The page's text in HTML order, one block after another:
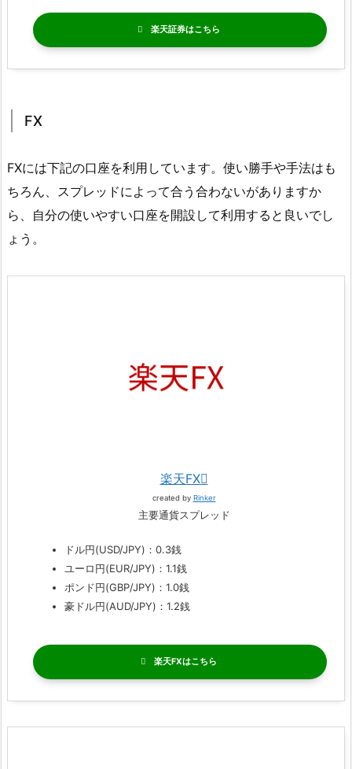
楽天証券
FX
FXには下記の口座を利用しています。使い勝手や手法はも
ちろん、スプレッドによって合う合わないがありますか
ら、自分の使いやすい口座を開設して利用すると良いでし
ょう。
楽天FX
created by Rinker
主要通貨スプレッド
ドル円(USD/JPY)：0.3銭
ユーロ円(EUR/JPY)：1.1銭
ポンド円(GBP/JPY)：1.0銭
豪ドル円(AUD/JPY)：1.2銭
楽天FX